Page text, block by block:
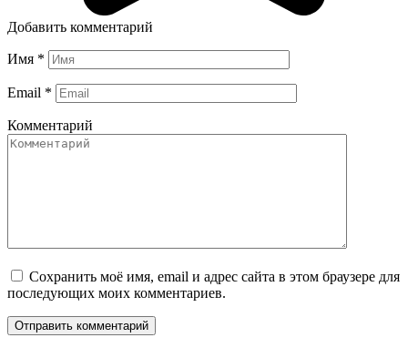
Добавить комментарий
Имя *
Email *
Комментарий
Сохранить моё имя, email и адрес сайта в этом браузере для
последующих моих комментариев.